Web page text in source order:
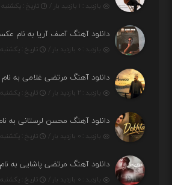
بازدید : ۱ بازدید بار / تاریخ : یکشنبه ۱۸ مرداد ۱۴۰۵
دانلود آهنگ آصف آریا به نام
بازدید : ۰ بازدید بار / تاریخ : یکشنبه ۱۸ مرداد ۱۴۰۵
دانلود آهنگ مرتضی غلامی به
بازدید : ۲ بازدید بار / تاریخ : یکشنبه ۱۸ مرداد ۱۴۰۵
بازدید : ۰ بازدید بار / تاریخ : یکشنبه ۱۸ مرداد ۱۴۰۵
دانلود آهنگ مرتضی پاشایی به
بازدید : ۰ بازدید بار / تاریخ : یکشنبه ۱۸ مرداد ۱۴۰۵